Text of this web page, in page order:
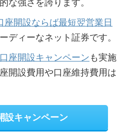
座開設ならば最短翌営業日
ディーなネット証券です。
座開設キャンペーンも実施
開設費用や口座維持費用は
設キャンペーン